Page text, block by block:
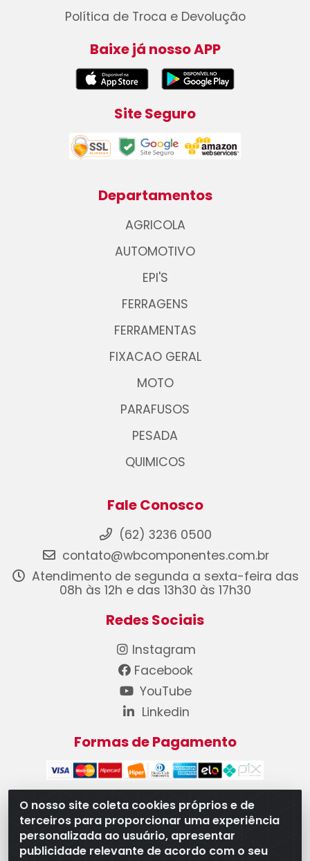
O nosso site coleta cookies próprios e de
terceiros para proporcionar uma experiência
personalizada ao usuário, apresentar
publicidade relevante de acordo com o seu
Política de Troca e Devolução
Baixe já nosso APP
Site Seguro
Departamentos
AGRICOLA
AUTOMOTIVO
EPI'S
FERRAGENS
FERRAMENTAS
FIXACAO GERAL
MOTO
PARAFUSOS
PESADA
QUIMICOS
Fale Conosco
(62) 3236 0500
contato@wbcomponentes.com.br
Atendimento de segunda a sexta-feira das
08h às 12h e das 13h30 às 17h30
Redes Sociais
Instagram
Facebook
YouTube
Linkedin
Formas de Pagamento
WB Componentes Automotivos LTDA - CNPJ
08.528.393/0001-12 - Rua do Níquel, 667 - Parque
Oeste Industrial, Goiânia/GO - CEP 74375-660